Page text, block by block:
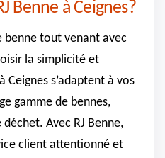
Benne à Ceignes?
tout venant avec
la simplicité et
Ceignes s’adaptent à vos
gamme de bennes,
Avec RJ Benne,
client attentionné et